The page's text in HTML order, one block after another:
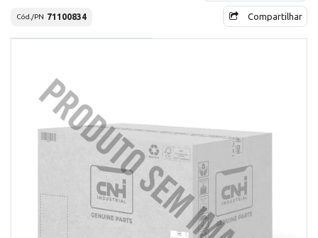
Cód./PN 71100834 Compartilhar